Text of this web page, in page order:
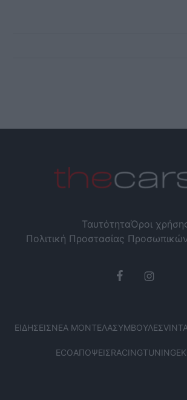
ΤαυτότηταΌροι
Πολιτική Προστασίας
ΕΙΔΉΣΕΙΣΝΈΑ ΜΟΝΤΈΛΑΣΥΜΒΟΥΛΈΣ
ECOΑΠΌΨΕΙΣRACINGTUNING